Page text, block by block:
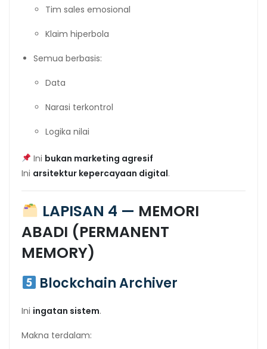
Tim sales emosional
Klaim hiperbola
Semua berbasis:
Data
Narasi terkontrol
Logika nilai
Ini bukan marketing agresif
Ini arsitektur kepercayaan digital.
LAPISAN 4 — MEMORI
ABADI (PERMANENT
MEMORY)
Blockchain Archiver
Ini ingatan sistem.
Makna terdalam: